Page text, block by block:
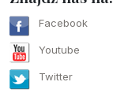
Facebook
Youtube
Twitter